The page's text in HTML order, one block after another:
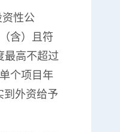
性公
含）且符
最高不超过
个项目年
到外资给予